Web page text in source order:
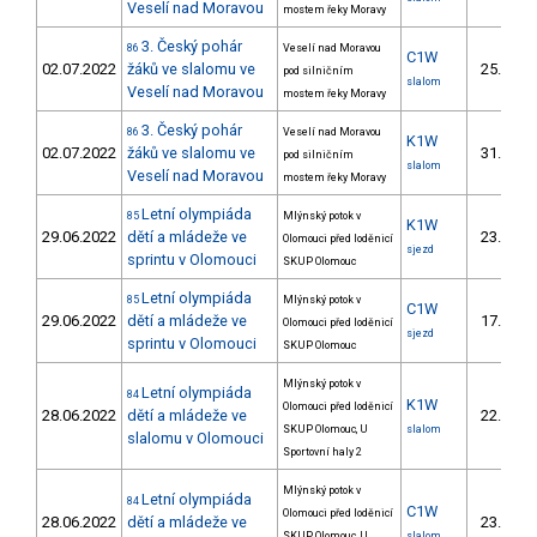
Veselí nad Moravou
mostem řeky Moravy
02.07.2022
86 3. Český pohár
žáků ve slalomu ve
Veselí nad Moravou
Veselí nad Moravou
pod silničním
mostem řeky Moravy
C1W
slalom
25.
02.07.2022
86 3. Český pohár
žáků ve slalomu ve
Veselí nad Moravou
Veselí nad Moravou
pod silničním
mostem řeky Moravy
K1W
slalom
31.
29.06.2022
85 Letní olympiáda
dětí a mládeže ve
sprintu v Olomouci
Mlýnský potok v
Olomouci před loděnicí
SKUP Olomouc
K1W
sjezd
23.
29.06.2022
85 Letní olympiáda
dětí a mládeže ve
sprintu v Olomouci
Mlýnský potok v
Olomouci před loděnicí
SKUP Olomouc
C1W
sjezd
17.
28.06.2022
84 Letní olympiáda
dětí a mládeže ve
slalomu v Olomouci
Mlýnský potok v
Olomouci před loděnicí
SKUP Olomouc, U
Sportovní haly 2
K1W
slalom
22.
28.06.2022
84 Letní olympiáda
dětí a mládeže ve
Mlýnský potok v
Olomouci před loděnicí
C1W
23.